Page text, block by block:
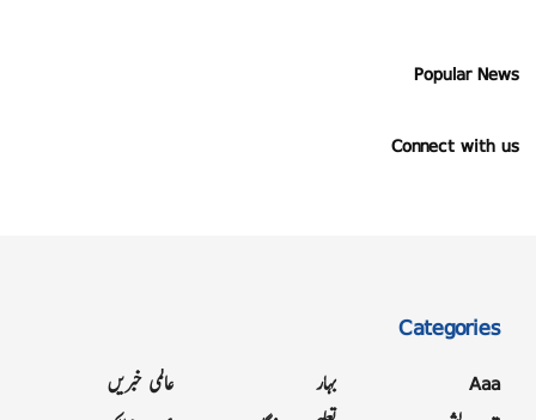
Popular News
Connect with us
Categories
Aaa
بہار
عالمی خبریں